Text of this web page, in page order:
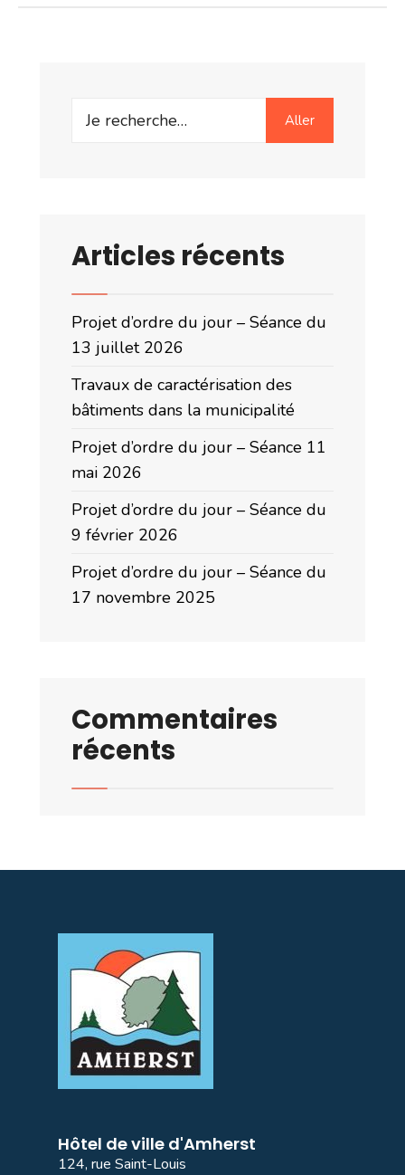
Search
Aller
Articles récents
Projet d’ordre du jour – Séance du
13 juillet 2026
Travaux de caractérisation des
bâtiments dans la municipalité
Projet d’ordre du jour – Séance 11
mai 2026
Projet d’ordre du jour – Séance du
9 février 2026
Projet d’ordre du jour – Séance du
17 novembre 2025
Commentaires
récents
Hôtel de ville d'Amherst
124, rue Saint-Louis